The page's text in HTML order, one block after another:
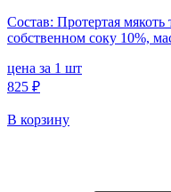
Состав: Протертая
собственном соку 10%,
цена за 1 шт
825 ₽
В корзину